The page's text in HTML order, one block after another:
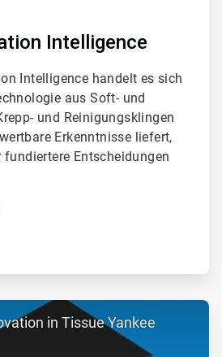
Intelligence
Intelligence handelt es sich
aus Soft- und
und Reinigungsklingen
Erkenntnisse liefert,
Entscheidungen
in Tissue Yankee